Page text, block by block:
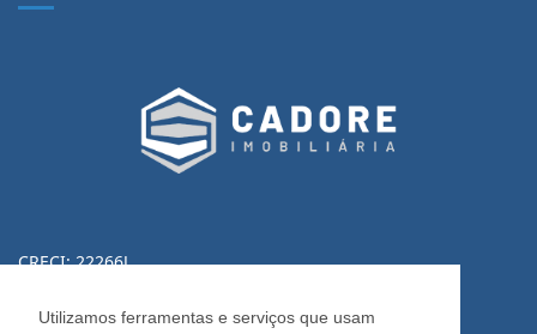
Utilizamos ferramentas e serviços que usam
CRECI: 22266J
Informações de Contato